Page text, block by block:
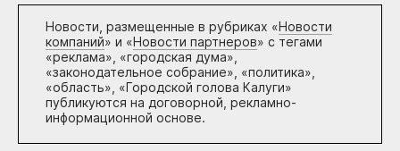
Новости, размещенные в рубриках «Новости
компаний» и «Новости партнеров» с тегами
«реклама», «городская дума»,
«законодательное собрание», «политика»,
«область», «Городской голова Калуги»
публикуются на договорной, рекламно-
информационной основе.